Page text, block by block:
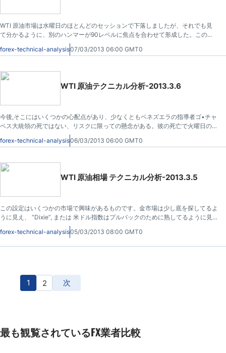
WTI 原油市場は水曜日のほとんどのセッションで下落しましたが、それでも見
て分かるように、別のハンマーが90レベルに焦点を合わせて形成した。このた
めに市場は次の数セッション後にバウンスするのは当然と感じる。
forex-technical-analysis07/03/2013 06:00 GMT0
WTI 原油テクニカル分析-2013.3.6
今後,そこにはいくつかの心配点があり、少なくともベネズエラの指導者ゴ•チャ
ベス大統領の死ではない、リスクに限っての懸念がある。彼の死亡で火曜日の取
引セッション中に、そこには石油の流れに関して、非常に重要な石油輸出国機構
（OPEC）の国から出ていくかどうかいくつかの懸念がある。
forex-technical-analysis06/03/2013 06:00 GMT0
WTI 原油相場 テクニカル分析-2013.3.5
この設定はいくつかの市場で興味があるものです。金市場は少し底を探してるよ
うに見え、 “Dixie”, または 米ドル指数はプルバックのために熟してるように見
える。それに関して、AUD/USD ペアの取引はハンマーを形成するように見え、
米ドルの弱さのポテンシャルを示します。
forex-technical-analysis05/03/2013 08:00 GMT0
1 2 次
最も観覧されているFX業者比較